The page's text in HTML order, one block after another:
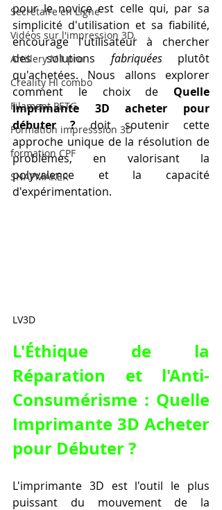
Secrétaire en Ligne
Vidéos sur l'impression 3D,
Artillery M1 pro
Creality HI combo
Filament PETG
Formation impresssion 3D
formation CPF
SNAPMAKER
pour le novice est celle qui, par sa
simplicité d'utilisation et sa fiabilité,
encourage l'utilisateur à chercher
des solutions fabriquées plutôt
qu'achetées. Nous allons explorer
comment le choix de Quelle
imprimante 3D acheter pour
débuter ? doit soutenir cette
approche unique de la résolution de
problèmes, en valorisant la
polyvalence et la capacité
d'expérimentation.
LV3D
L'Éthique de la
Réparation et l'Anti-
Consumérisme : Quelle
Imprimante 3D Acheter
pour Débuter ?
L'imprimante 3D est l'outil le plus